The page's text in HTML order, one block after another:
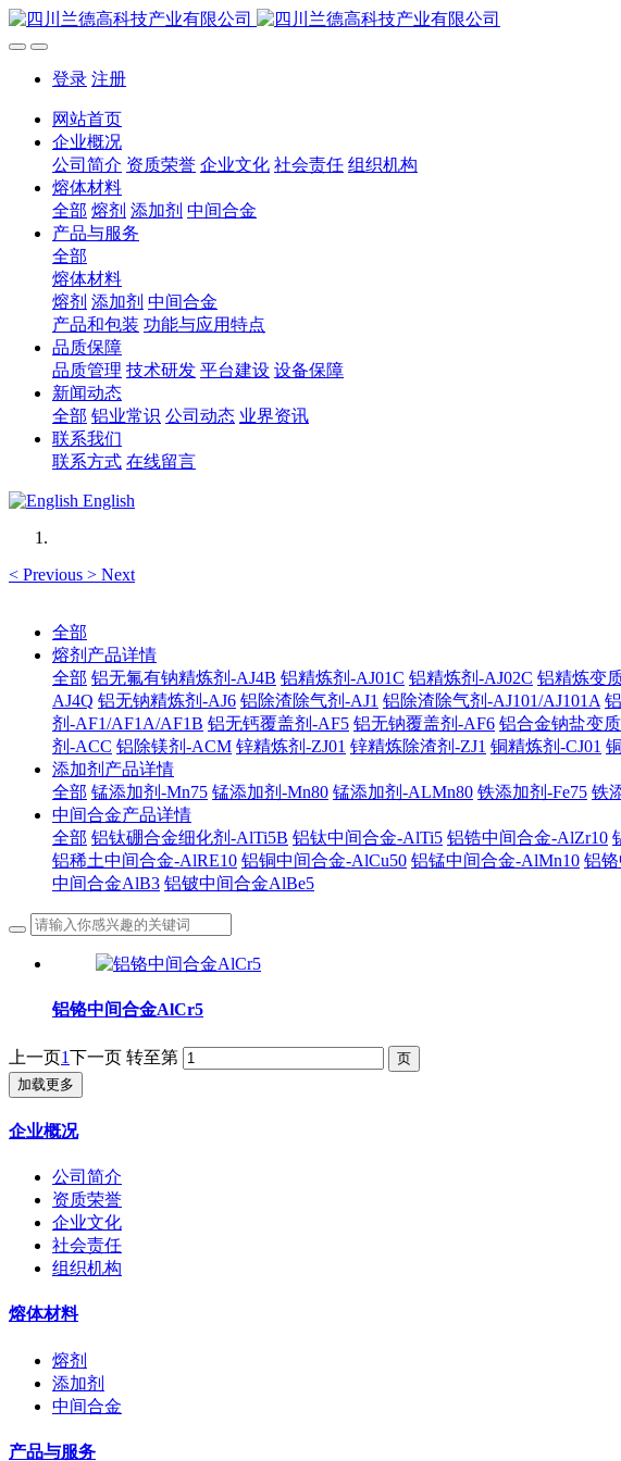
登录 注册
网站首页
企业概况
公司简介 资质荣誉 企业文化 社会责任 组织机构
熔体材料
全部 熔剂 添加剂 中间合金
产品与服务
全部
熔体材料
熔剂 添加剂 中间合金
产品和包装 功能与应用特点
品质保障
品质管理 技术研发 平台建设 设备保障
新闻动态
全部 铝业常识 公司动态 业界资讯
联系我们
联系方式 在线留言
English
< Previous > Next
全部
熔剂产品详情
全部 铝无氟有钠精炼剂-AJ4B 铝精炼剂-AJ01C 铝精炼剂-AJ02C 铝精炼变
AJ4Q 铝无钠精炼剂-AJ6 铝除渣除气剂-AJ1 铝除渣除气剂-AJ101/AJ101A
剂-AF1/AF1A/AF1B 铝无钙覆盖剂-AF5 铝无钠覆盖剂-AF6 铝合金钠盐变
剂-ACC 铝除镁剂-ACM 锌精炼剂-ZJ01 锌精炼除渣剂-ZJ1 铜精炼剂-CJ01
添加剂产品详情
全部 锰添加剂-Mn75 锰添加剂-Mn80 锰添加剂-ALMn80 铁添加剂-Fe75 铁
中间合金产品详情
全部 铝钛硼合金细化剂-AlTi5B 铝钛中间合金-AlTi5 铝锆中间合金-AlZr10
铝稀土中间合金-AlRE10 铝铜中间合金-AlCu50 铝锰中间合金-AlMn10 铝
中间合金AlB3 铝铍中间合金AlBe5
铝铬中间合金AlCr5
上一页1下一页 转至第
加载更多
企业概况
公司简介
资质荣誉
企业文化
社会责任
组织机构
熔体材料
熔剂
添加剂
中间合金
产品与服务